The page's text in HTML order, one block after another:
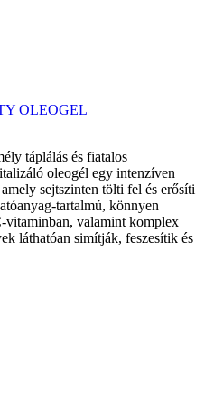
OLEOGEL
táplálás és fiatalos
oleogél egy intenzíven
sejtszinten tölti fel és erősíti
tartalmú, könnyen
vitaminban, valamint komplex
láthatóan simítják, feszesítik és